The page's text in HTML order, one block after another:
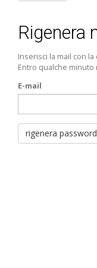
Rigenera
Inserisci la mail con
Entro qualche minuto
E-mail